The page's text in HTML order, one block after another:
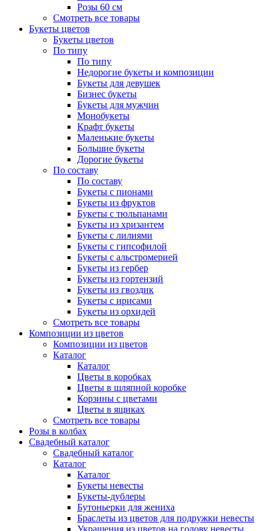
Розы 60 см
Смотреть все товары
Букеты цветов
Букеты цветов
По типу
По типу
Недорогие букеты и композиции
Букеты для девушек
Бизнес букеты
Букеты для мужчин
Монобукеты
Крафт букеты
Маленькие букеты
Большие букеты
Дорогие букеты
По составу
По составу
Букеты с пионами
Букеты из фруктов
Букеты с тюльпанами
Букеты из хризантем
Букеты с лилиями
Букеты с гипсофилой
Букеты с альстромерией
Букеты из гербер
Букеты из гортензий
Букеты из гвоздик
Букеты с ирисами
Букеты из орхидей
Смотреть все товары
Композиции из цветов
Композиции из цветов
Каталог
Каталог
Цветы в коробках
Цветы в шляпной коробке
Корзины с цветами
Цветы в ящиках
Смотреть все товары
Розы в колбах
Свадебный каталог
Свадебный каталог
Каталог
Каталог
Букеты невесты
Букеты-дублеры
Бутоньерки для жениха
Браслеты из цветов для подружки невесты